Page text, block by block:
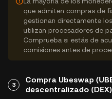
que admiten compras de
gestionan directamente
utilizan procesadores de
Comprueba si estás de
comisiones antes de
3
Compra Ubeswap
descentralizado (DEX)